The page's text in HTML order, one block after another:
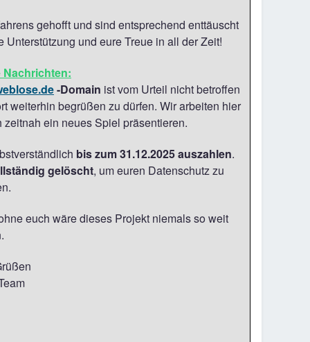
gehofft und sind entsprechend enttäuscht
und eure Treue in all der Zeit!
-Domain ist vom Urteil nicht betroffen
weiterhin begrüßen zu dürfen. Wir arbeiten hier
ein neues Spiel präsentieren.
bis zum 31.12.2025 auszahlen.
gelöscht, um euren Datenschutz zu
euch wäre dieses Projekt niemals so weit